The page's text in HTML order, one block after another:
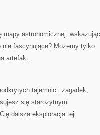
mapy astronomicznej, wskazując
nie ​fascynujące? Możemy tylko
artefakt.
tajemnic i zagadek,
się​ starożytnymi
dalsza eksploracja tej